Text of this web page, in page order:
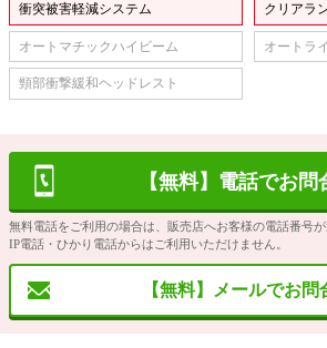
衝突被害軽減システム クリアラ
オートマチックハイビーム オートラ
頸部衝撃緩和ヘッドレスト
【無料】電話でお問
無料電話をご利用の場合は、販売店へお客様の電話番号が
IP電話・ひかり電話からはご利用いただけません。
【無料】メールでお問